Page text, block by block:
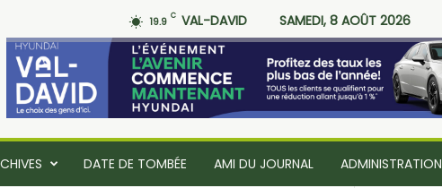
19.9 C VAL-DAVID SAMEDI, 8 AOÛT 2026
DATE DE TOMBÉE AMI DU JOURNAL ADMINISTRATION